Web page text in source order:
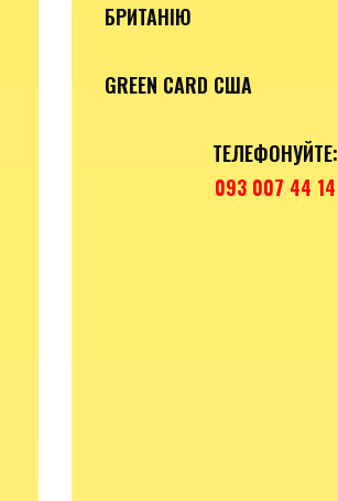
БРИТАНІЮ
GREEN CARD США
ТЕЛЕФОНУЙТЕ:
093 007 44 14